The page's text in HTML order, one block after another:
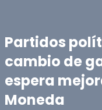
Partidos
cambio de
espera
Moneda